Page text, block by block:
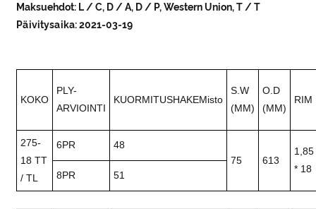
Maksuehdot: L / C, D / A, D / P, Western Union, T / T
Päivitysaika: 2021-03-19
KOKO
PLY-
ARVIOINTI
KUORMITUSHAKEMisto
S.W
(MM)
O.D
(MM)
RIM
275-
18 TT
/ TL
6PR
48
75
613
1,85
* 18
8PR 51